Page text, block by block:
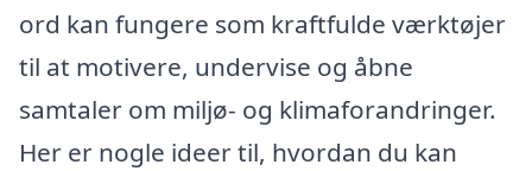
ord kan fungere som kraftfulde værktøjer
til at motivere, undervise og åbne
samtaler om miljø- og klimaforandringer.
Her er nogle ideer til, hvordan du kan